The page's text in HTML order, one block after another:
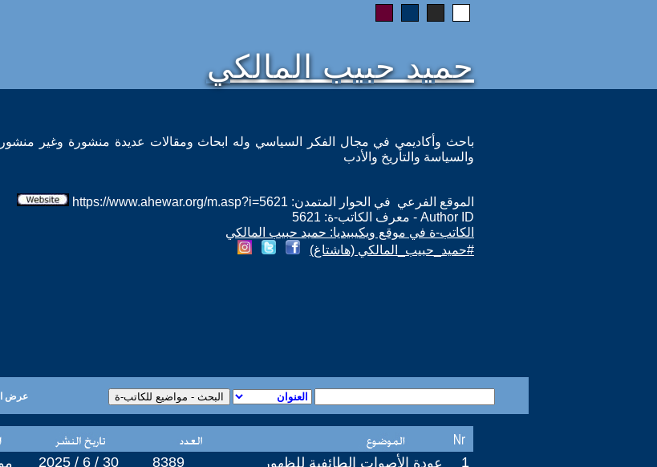
حميد حبيب المالكي
باحث وأكاديمي في مجال الفكر السياسي وله ابحاث ومقالات عديدة منشورة وغير
والسياسة والتأريخ والأدب
الموقع الفرعي في الحوار المتمدن: https://www.ahewar.org/m.asp?i=5621
Author ID - معرف الكاتب-ة: 5621
الكاتب-ة في موقع ويكيبيديا: حميد حبيب المالكي
#حميد_حبيب_المالكي (هاشتاغ)
عرض
2025 / 6 / 30 8389 عودة الأصوات الطائفية للظهور
1